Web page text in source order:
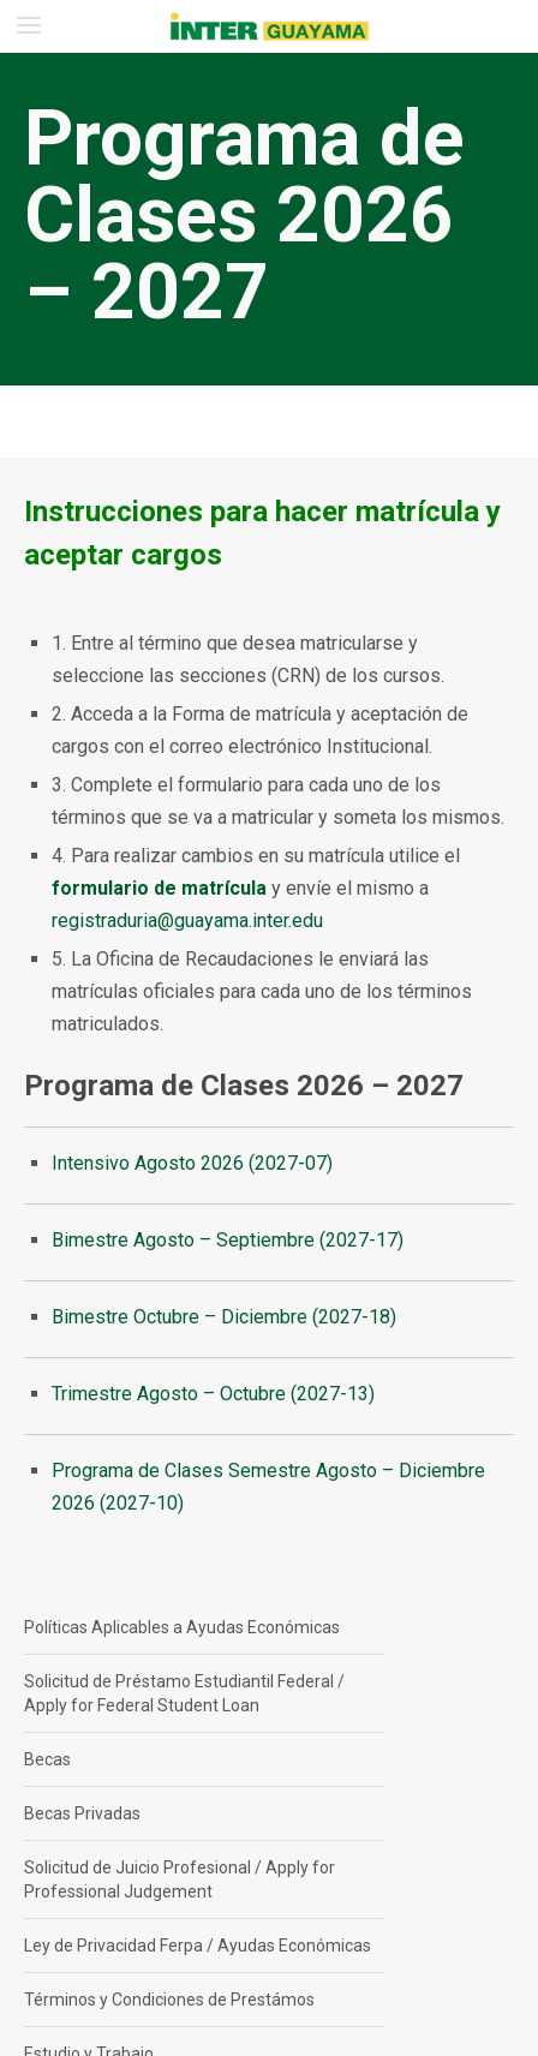
Programa de
Clases 2026
– 2027
Instrucciones para hacer matrícula y
aceptar cargos
1. Entre al término que desea matricularse y
seleccione las secciones (CRN) de los cursos.
2. Acceda a la Forma de matrícula y aceptación de
cargos con el correo electrónico Institucional.
3. Complete el formulario para cada uno de los
términos que se va a matricular y someta los mismos.
4. Para realizar cambios en su matrícula utilice el
formulario de matrícula y envíe el mismo a
registraduria@guayama.inter.edu
5. La Oficina de Recaudaciones le enviará las
matrículas oficiales para cada uno de los términos
matriculados.
Programa de Clases 2026 – 2027
Intensivo Agosto 2026 (2027-07)
Bimestre Agosto – Septiembre (2027-17)
Bimestre Octubre – Diciembre (2027-18)
Trimestre Agosto – Octubre (2027-13)
Programa de Clases Semestre Agosto – Diciembre
2026 (2027-10)
Políticas Aplicables a Ayudas Económicas
Solicitud de Préstamo Estudiantil Federal /
Apply for Federal Student Loan
Becas
Becas Privadas
Solicitud de Juicio Profesional / Apply for
Professional Judgement
Ley de Privacidad Ferpa / Ayudas Económicas
Términos y Condiciones de Prestámos